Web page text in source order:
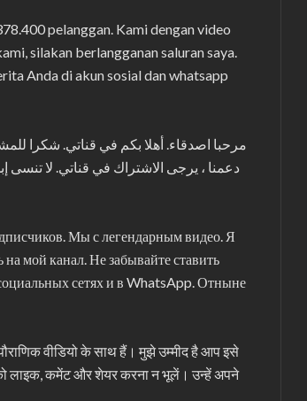
pelanggan. Kami dengan video
silakan berlangganan saluran saya.
Anda di akun sosial dan whatsapp
دعمنا ، يرجى الاشتراك في قناتي. لا تنسى
Мы с легендарным видео. Я
мой канал. Не забывайте ставить
сетях и в WhatsApp. Отныне
वीडियो के साथ हैं। मुझे उम्मीद है आप इसे
लाइक, कमेंट और शेयर करना न भूलें। उन्हें अपने